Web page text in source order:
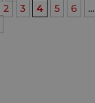
2 3 4 5 6 ...